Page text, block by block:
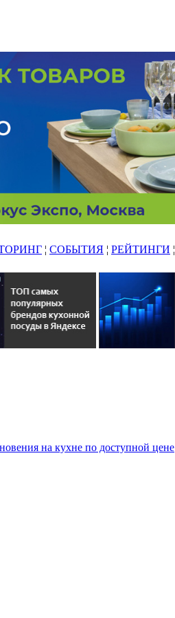
¦ СОБЫТИЯ ¦ РЕЙТИНГИ ¦
на кухне по доступной цене